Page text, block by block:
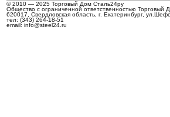
© 2010 — 2025 Торговый Дом Сталь24ру
Общество с ограниченной ответственностью Торговый
620017, Свердловская область, г. Екатеринбург,
тел: (343) 264-18-51
email: info@steel24.ru